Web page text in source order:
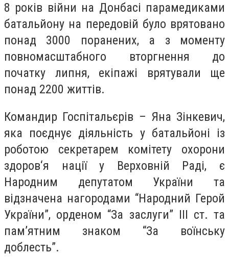
8 років війни на Донбасі парамедиками
батальйону на передовій було врятовано
понад 3000 поранених, а з моменту
повномасштабного вторгнення до
початку липня, екіпажі врятували ще
понад 2200 життів.
Командир Госпітальєрів – Яна Зінкевич,
яка поєднує діяльність у батальйоні із
роботою секретарем комітету охорони
здоров‘я нації у Верховній Раді, є
Народним депутатом України та
відзначена нагородами “Народний Герой
України”, орденом “За заслуги” III ст. та
памʼятним знаком “За воїнську
доблесть”.